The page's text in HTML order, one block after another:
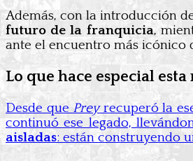
Además, con la introducción
futuro de la franquicia,
ante el encuentro más icónico
Lo que hace especial
Desde que Preyrecuperó la
continuó ese legado,
aisladas: están construyendo